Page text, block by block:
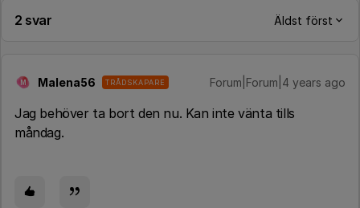
2 svar Äldst först
M Malena56 TRÅDSKAPARE Forum|Forum|4 years ago
Jag behöver ta bort den nu. Kan inte vänta tills
måndag.